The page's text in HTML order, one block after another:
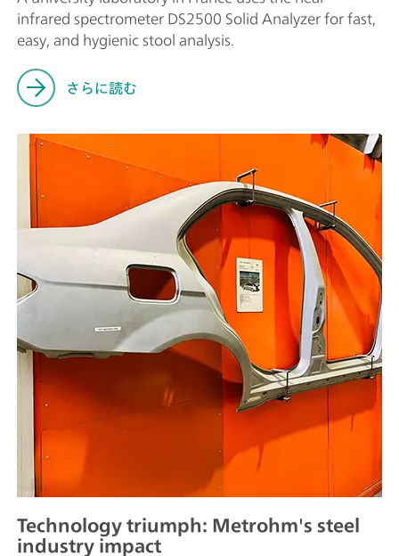
infrared spectrometer DS2500 Solid Analyzer for fast,
easy, and hygienic stool analysis.
さらに読む
Technology triumph: Metrohm's steel
industry impact